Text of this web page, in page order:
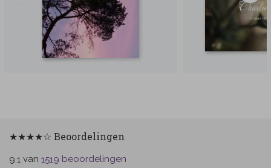
★★★★☆ Beoordelingen
9.1 van 1519 beoordelingen